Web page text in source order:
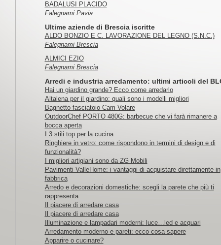
BADALUSI PLACIDO
Falegnami Pavia
Ultime aziende di Brescia iscritte
ALDO BONZIO E C. LAVORAZIONE DEL LEGNO (S.N.C.)
Falegnami Brescia
ALMICI EZIO
Falegnami Brescia
Arredi e industria arredamento: ultimi articoli del
Hai un giardino grande? Ecco come arredarlo
Altalena per il giardino: quali sono i modelli migliori
Bagnetto fasciatoio Cam Volare
OutdoorChef PORTO 480G: barbecue che vi farà rimanere a
bocca aperta
I 3 stili top per la cucina
Ringhiere in vetro: come rispondono in termini di design e di
funzionalità?
I migliori artigiani sono da ZG Mobili
Pavimenti ValleHome: i vantaggi di acquistare direttamente in
fabbrica
Arredo e decorazioni domestiche: scegli la parete che più ti
rappresenta
Il piacere di arredare casa
Il piacere di arredare casa
Illuminazione e lampadari moderni: luce…led e acquari
Arredamento moderno e pareti: ecco cosa sapere
Apparire o cucinare?